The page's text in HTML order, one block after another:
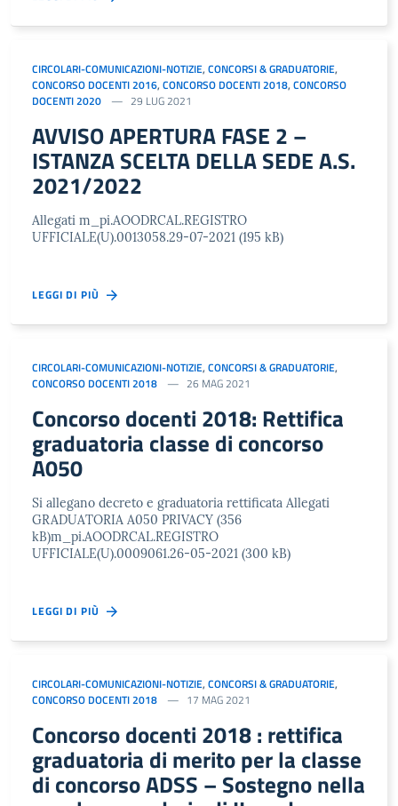
CIRCOLARI-COMUNICAZIONI-NOTIZIE, CONCORSI & GRADUATORIE,
CONCORSO DOCENTI 2016, CONCORSO DOCENTI 2018, CONCORSO
DOCENTI 2020
29 LUG 2021
AVVISO APERTURA FASE 2 –
ISTANZA SCELTA DELLA SEDE A.S.
2021/2022
Allegati m_pi.AOODRCAL.REGISTRO
UFFICIALE(U).0013058.29-07-2021 (195 kB)
LEGGI DI PIÙ
CIRCOLARI-COMUNICAZIONI-NOTIZIE, CONCORSI & GRADUATORIE,
CONCORSO DOCENTI 2018
26 MAG 2021
Concorso docenti 2018: Rettifica
graduatoria classe di concorso
A050
Si allegano decreto e graduatoria rettificata Allegati
GRADUATORIA A050 PRIVACY (356
kB)m_pi.AOODRCAL.REGISTRO
UFFICIALE(U).0009061.26-05-2021 (300 kB)
LEGGI DI PIÙ
CIRCOLARI-COMUNICAZIONI-NOTIZIE, CONCORSI & GRADUATORIE,
CONCORSO DOCENTI 2018
17 MAG 2021
Concorso docenti 2018 : rettifica
graduatoria di merito per la classe
di concorso ADSS – Sostegno nella